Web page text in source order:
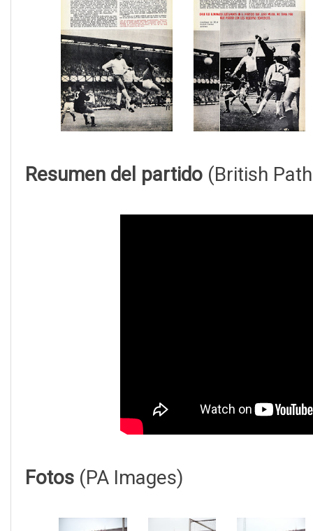
Resumen del partido (British
Fotos (PA Images)